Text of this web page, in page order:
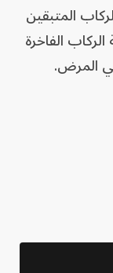
المتبقين
الفاخرة
المرض.